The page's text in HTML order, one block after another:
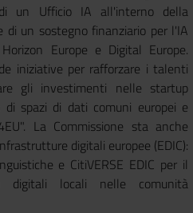
di un Ufficio IA all'interno della
di un sostegno finanziario per l'IA
Europe e Digital Europe.
iniziative per rafforzare i talenti
gli investimenti nelle startup
di spazi di dati comuni europei e
La Commissione sta anche
digitali europee (EDIC):
e CitiVERSE EDIC per il
digitali locali nelle comunità